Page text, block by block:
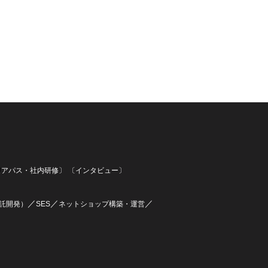
アパス・社内研修〕 〔インタビュー〕
開発） ／SES／ ネットショップ構築・運営／